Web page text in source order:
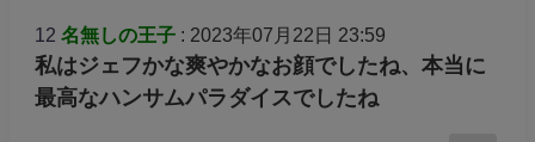
12 名無しの王子: 2023年07月22日 23:59
私はジェフかな爽やかなお顔でしたね、本当に
最高なハンサムパラダイスでしたね